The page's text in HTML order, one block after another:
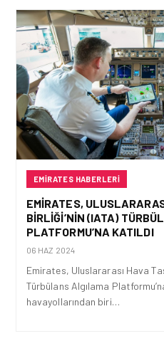
EMIRATES HABERLERI
EMIRATES,
BIRLIĞI’NIN (IATA)
PLATFORMU’NA KATILDI
06 HAZ 2024
Emirates, Uluslararası Hava
Türbülans Algılama
havayollarından biri…